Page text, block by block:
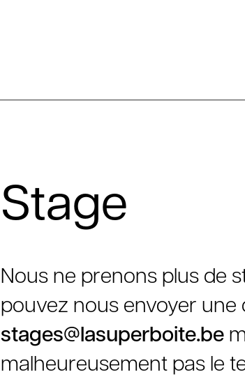
Stage
Nous ne prenons plus de
pouvez nous envoyer
stages@lasuperboite.be
malheureusement pas le